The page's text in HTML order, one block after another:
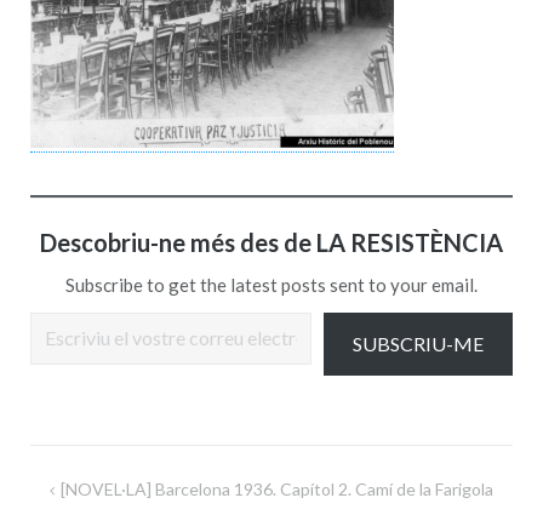
Descobriu-ne més des de LA RESISTÈNCIA
Subscribe to get the latest posts sent to your email.
SUBSCRIU-ME
Navegació
[NOVEL·LA] Barcelona 1936. Capítol 2. Camí de la Farigola